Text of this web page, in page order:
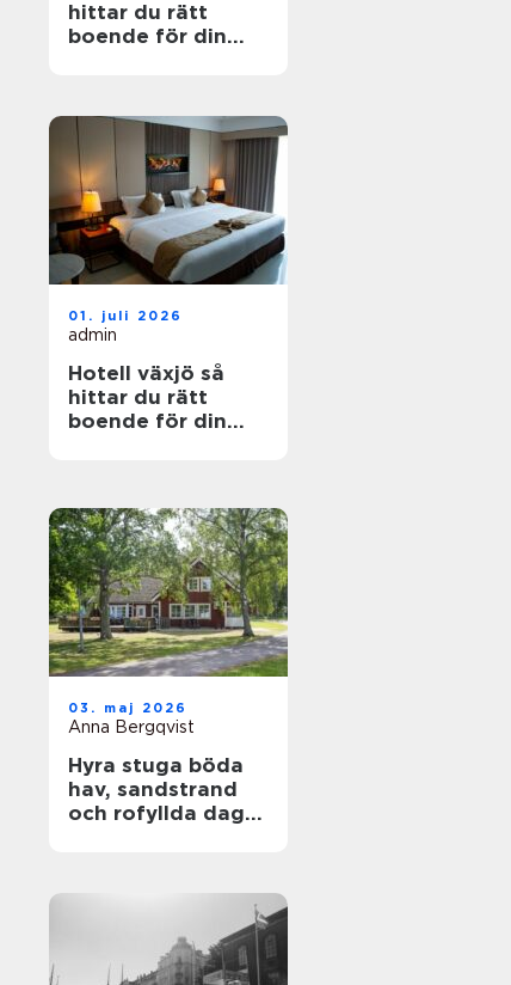
hittar du rätt
boende för din
01. juli 2026
admin
Hotell växjö så
hittar du rätt
boende för din
03. maj 2026
Anna Bergqvist
Hyra stuga böda
hav, sandstrand
och rofyllda dagar